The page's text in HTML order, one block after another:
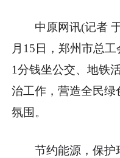
中原网讯(记者
月15日，郑州市总
1分钱坐公交、地铁
治工作，营造全民
氛围。
节约能源，保护